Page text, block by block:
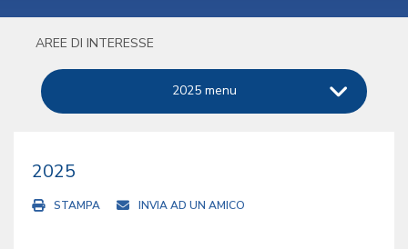
AREE DI INTERESSE
2025 menu
2025
STAMPA INVIA AD UN AMICO